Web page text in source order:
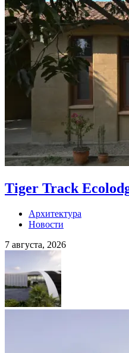
Tiger Track
Архитектура
Новости
7 августа, 2026